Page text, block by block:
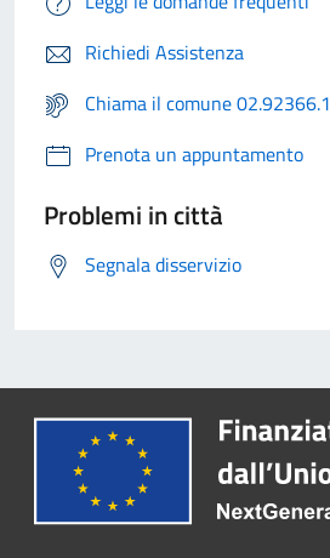
Richiedi Assistenza
Chiama il comune 02.92366.1
Prenota un appuntamento
Problemi in città
Segnala disservizio